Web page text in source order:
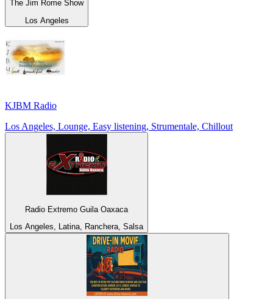
The Jim Rome Show
Los Angeles
KJBM Radio
Los Angeles, Lounge, Easy listening, Strumentale, Chillout
Radio Extremo Guila Oaxaca
Los Angeles, Latina, Ranchera, Salsa